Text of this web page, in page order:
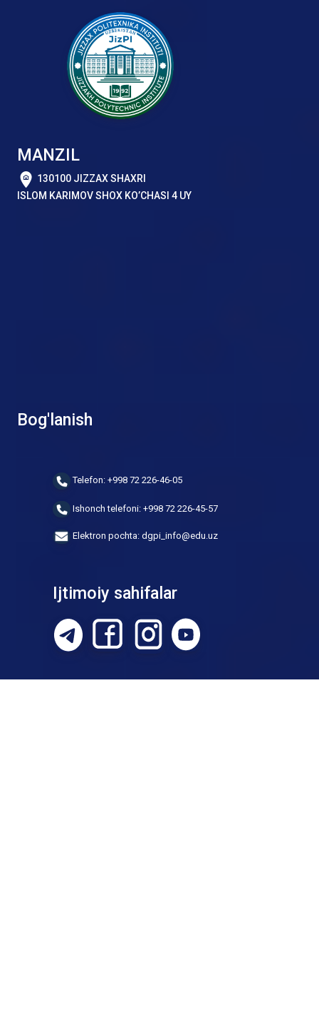
MANZIL
130100 JIZZAX SHAXRI
ISLOM KARIMOV SHOX KO’CHASI 4 UY
Bog'lanish
Telefon: +998 72 226-46-05
Ishonch telefoni: +998 72 226-45-57
Elektron pochta: dgpi_info@edu.uz
Ijtimoiy sahifalar